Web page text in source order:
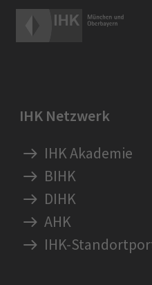
IHK Netzwerk
IHK Akademie
BIHK
DIHK
AHK
IHK-